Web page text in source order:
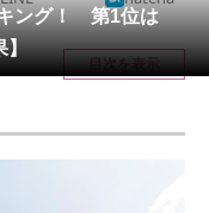
ング！ 第1位は
】
目次を表示